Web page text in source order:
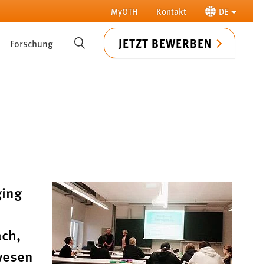
MyOTH Kontakt DE
Forschung SUCHE JETZT BEWERBEN